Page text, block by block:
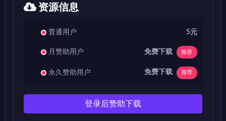
资源信息
普通用户 5元
月赞助用户 免费下载 推荐
永久赞助用户 免费下载 推荐
登录后赞助下载